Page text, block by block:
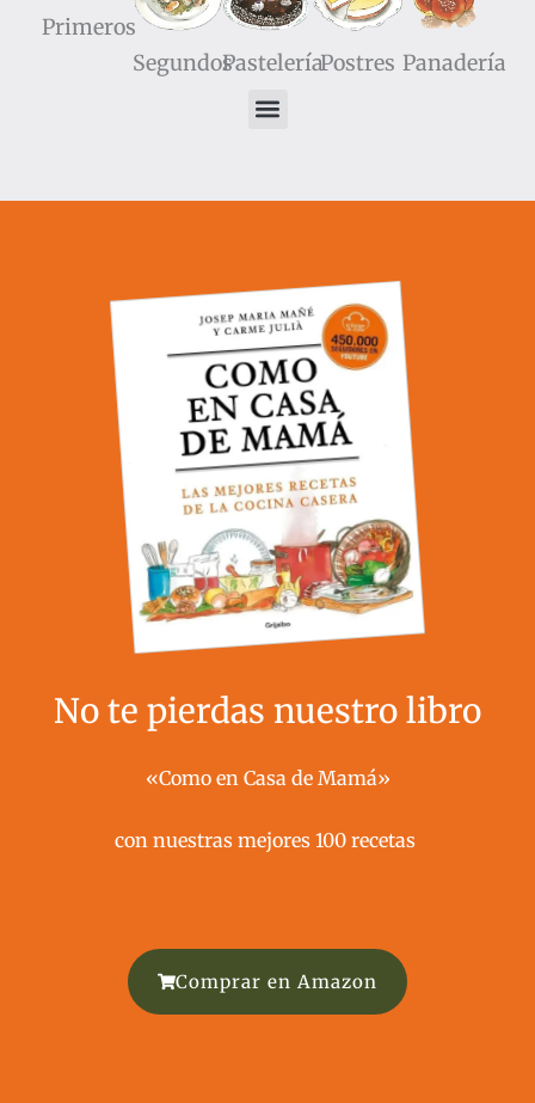
Primeros
SegundosPasteleríaPostres Panadería
No te pierdas nuestro libro
«Como en Casa de Mamá»
con nuestras mejores 100 recetas ​
Comprar en Amazon